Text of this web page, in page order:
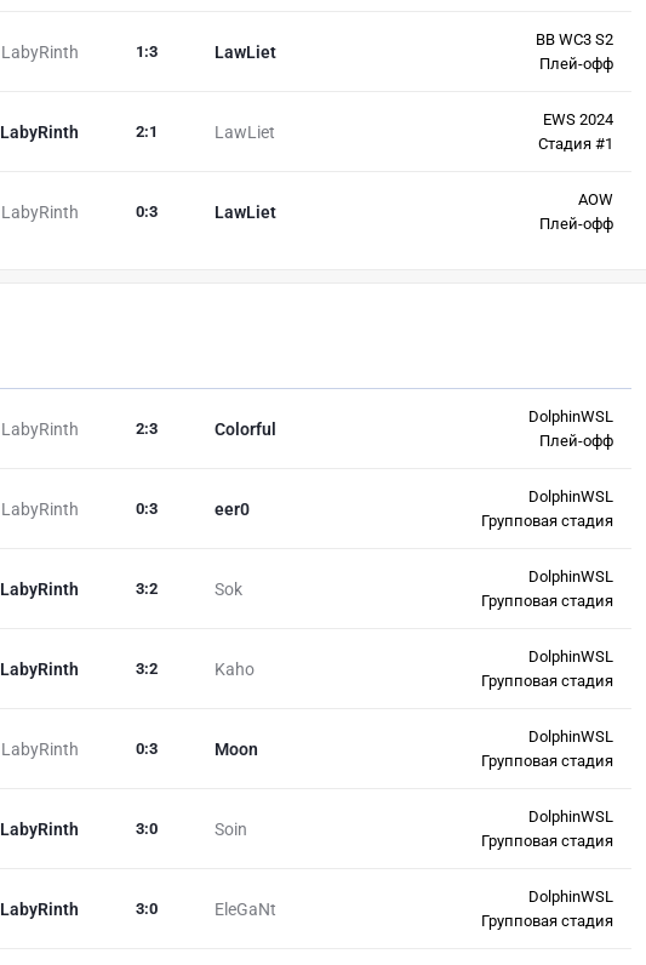
LabyRinth LawLiet
1 :3
BB WC3 S2
Плей-офф
LabyRinth LawLiet
2:1
EWS 2024
Стадия #1
LabyRinth LawLiet
0:3
AOW
Плей-офф
LabyRinth Colorful
2:3
DolphinWSL
Плей-офф
LabyRinth eer0
0:3
DolphinWSL
Групповая стадия
LabyRinth Sok
3:2
DolphinWSL
Групповая стадия
LabyRinth Kaho
3:2
DolphinWSL
Групповая стадия
LabyRinth Moon
0:3
DolphinWSL
Групповая стадия
LabyRinth Soin
3:0
DolphinWSL
Групповая стадия
LabyRinth EleGaNt
3:0
DolphinWSL
Групповая стадия